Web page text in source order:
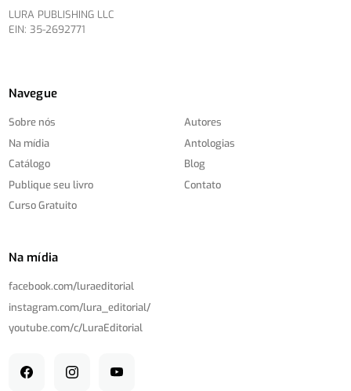
LURA PUBLISHING LLC
EIN: 35-2692771
Navegue
Sobre nós
Na mídia
Catálogo
Publique seu livro
Curso Gratuito
Autores
Antologias
Blog
Contato
Na mídia
facebook.com/luraeditorial
instagram.com/lura_editorial/
youtube.com/c/LuraEditorial